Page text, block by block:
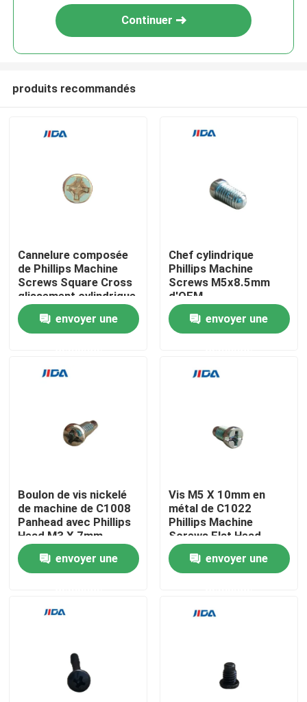
À la maison
À propos de nous
Contrôle qualité
Nous contacter
Nouvelles
Demandez un devis
Continuer
produits recommandés
Cannelure composée
de Phillips Machine
Screws Square Cross
glissement cylindrique
de la tête M4x10
d'anti envoyer une
Chef cylindrique
Phillips Machine
Screws M5x8.5mm
d'OEM
envoyer une
Boulon de vis nickelé
de machine de C1008
Panhead avec Phillips
Head M3 X 7mm
envoyer une
Vis M5 X 10mm en
métal de C1022
Phillips Machine
Screws Flat Head
envoyer une